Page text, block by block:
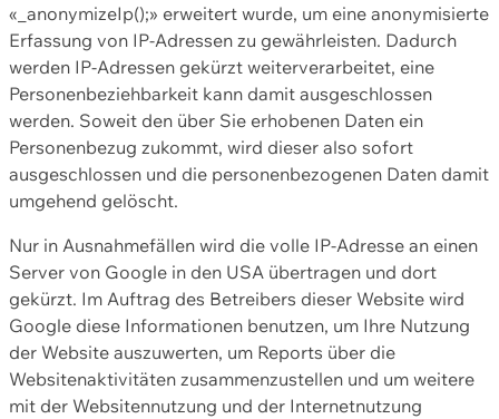
«_anonymizeIp();» erweitert wurde, um eine anonymisierte
Erfassung von IP-Adressen zu gewährleisten. Dadurch
werden IP-Adressen gekürzt weiterverarbeitet, eine
Personenbeziehbarkeit kann damit ausgeschlossen
werden. Soweit den über Sie erhobenen Daten ein
Personenbezug zukommt, wird dieser also sofort
ausgeschlossen und die personenbezogenen Daten damit
umgehend gelöscht.
Nur in Ausnahmefällen wird die volle IP-Adresse an einen
Server von Google in den USA übertragen und dort
gekürzt. Im Auftrag des Betreibers dieser Website wird
Google diese Informationen benutzen, um Ihre Nutzung
der Website auszuwerten, um Reports über die
Websitenaktivitäten zusammenzustellen und um weitere
mit der Websitennutzung und der Internetnutzung